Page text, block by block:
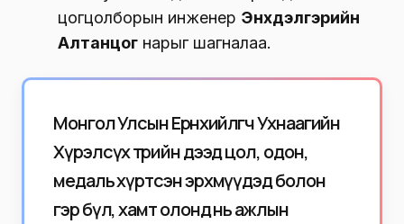
цогцолборын инженер Энхдэлгэрийн
Алтанцог нарыг шагналаа.
Монгол Улсын Ерөнхийлөгч Ухнаагийн
Хүрэлсүх төрийн дээд цол, одон,
медаль хүртсэн эрхмүүдэд болон
гэр бүл, хамт олонд нь ажлын